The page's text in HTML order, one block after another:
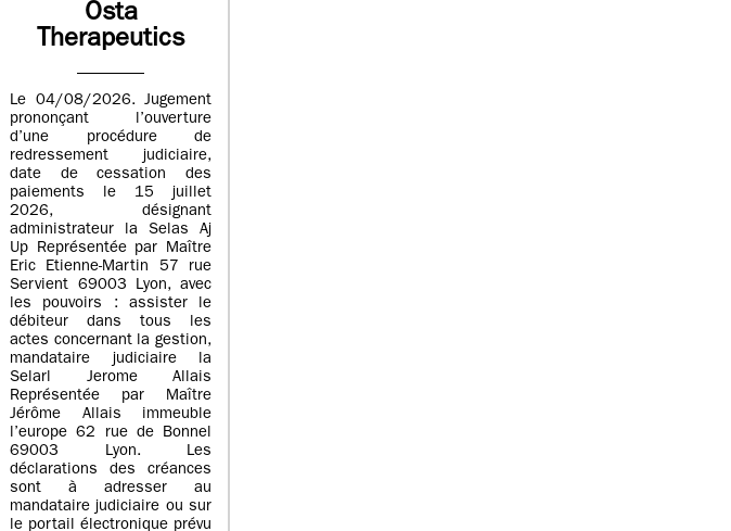
Osta
Therapeutics
Le 04/08/2026. Jugement
prononçant l’ouverture
d’une procédure de
redressement judiciaire,
date de cessation des
paiements le 15 juillet
2026, désignant
administrateur la Selas Aj
Up Représentée par Maître
Eric Etienne-Martin 57 rue
Servient 69003 Lyon, avec
les pouvoirs : assister le
débiteur dans tous les
actes concernant la gestion,
mandataire judiciaire la
Selarl Jerome Allais
Représentée par Maître
Jérôme Allais immeuble
l’europe 62 rue de Bonnel
69003 Lyon. Les
déclarations des créances
sont à adresser au
mandataire judiciaire ou sur
le portail électronique prévu